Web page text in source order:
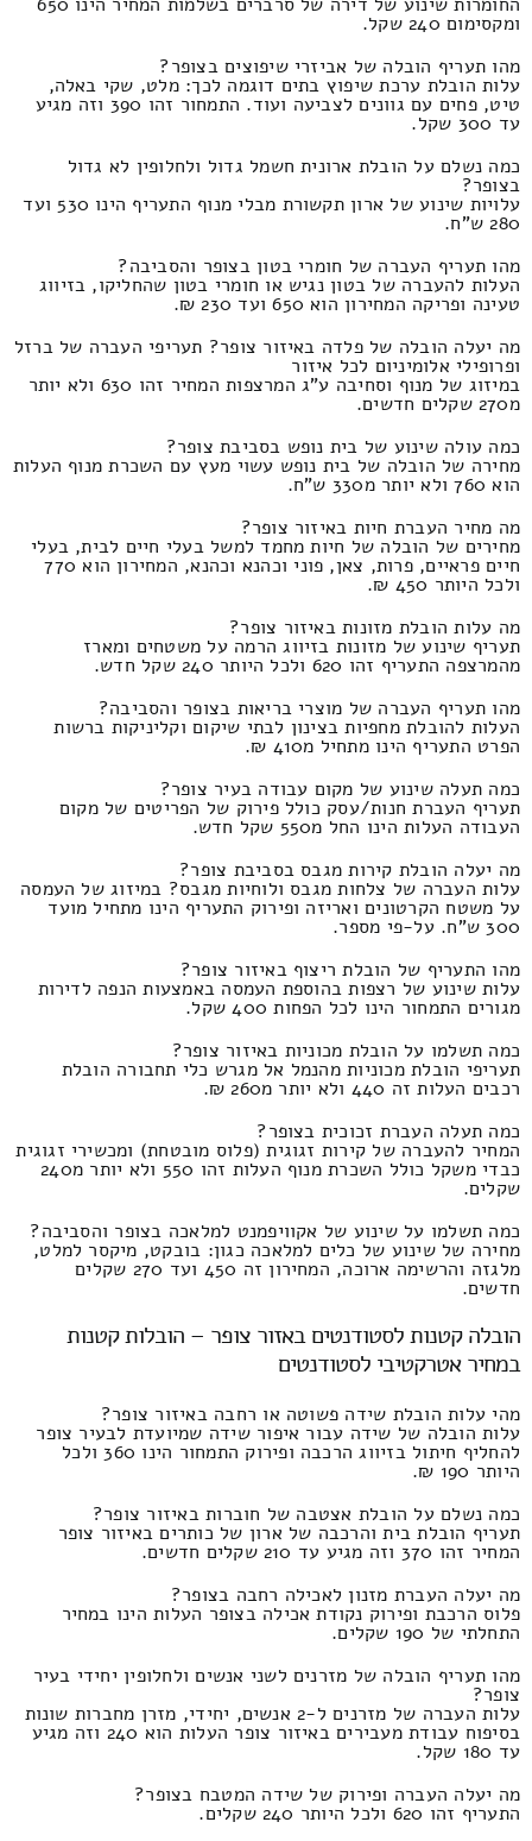
ומקסימום 240 שקל.
מהו תעריף הובלה של אביזרי שיפוצים בצופר?
עלות הובלת ערכת שיפוץ בתים דוגמה לכך: מלט, שקי באלה,
טיט, פחים עם גוונים לצביעה ועוד. התמחור זהו 390 וזה מגיע
עד 300 שקל.
כמה נשלם על הובלת ארונית חשמל גדול ולחלופין לא גדול
בצופר?
עלויות שינוע של ארון תקשורת מבלי מנוף התעריף הינו 530 ועד
280 ש"ח.
מהו תעריף העברה של חומרי בטון בצופר והסביבה?
העלות להעברה של בטון נגיש או חומרי בטון שהחליקו, בזיווג
טעינה ופריקה המחירון הוא 650 ועד 230 ₪.
מה יעלה הובלה של פלדה באיזור צופר? תעריפי העברה של ברזל
ופרופילי אלומיניום לכל איזור
במיזוג של מנוף וסחיבה ע"ג המרצפות המחיר זהו 630 ולא יותר
מ270 שקלים חדשים.
כמה עולה שינוע של בית נופש בסביבת צופר?
מחירה של הובלה של בית נופש עשוי מעץ עם השכרת מנוף העלות
הוא 760 ולא יותר מ330 ש"ח.
מה מחיר העברת חיות באיזור צופר?
מחירים של הובלה של חיות מחמד למשל בעלי חיים לבית, בעלי
חיים פראיים, פרות, צאן, פוני וכהנא וכהנא, המחירון הוא 770
ולכל היותר 450 ₪.
מה עלות הובלת מזונות באיזור צופר?
תעריף שינוע של מזונות בזיווג הרמה על משטחים ומארז
מהמרצפה התעריף זהו 620 ולכל היותר 240 שקל חדש.
מהו תעריף העברה של מוצרי בריאות בצופר והסביבה?
העלות להובלת מחפיות בצינון לבתי שיקום וקליניקות ברשות
הפרט התעריף הינו מתחיל מ410 ₪.
כמה תעלה שינוע של מקום עבודה בעיר צופר?
תעריף העברת חנות/עסק כולל פירוק של הפריטים של מקום
העבודה העלות הינו החל מ550 שקל חדש.
מה יעלה הובלת קירות מגבס בסביבת צופר?
עלות העברה של צלחות מגבס ולוחיות מגבס? במיזוג של העמסה
על משטח הקרטונים ואריזה ופירוק התעריף הינו מתחיל מועד
300 ש"ח. על-פי מספר.
מהו התעריף של הובלת ריצוף באיזור צופר?
עלות שינוע של רצפות בהוספת העמסה באמצעות הנפה לדירות
מגורים התמחור הינו לכל הפחות 400 שקל.
כמה תשלמו על הובלת מכוניות באיזור צופר?
תעריפי הובלת מכוניות מהנמל אל מגרש כלי תחבורה הובלת
רכבים העלות זה 440 ולא יותר מ260 ₪.
כמה תעלה העברת זכוכית בצופר?
המחיר להעברה של קירות זגוגית (פלוס מובטחת) ומכשירי זגוגית
כבדי משקל כולל השכרת מנוף העלות זהו 550 ולא יותר מ240
שקלים.
כמה תשלמו על שינוע של אקוויפמנט למלאכה בצופר והסביבה?
מחירה של שינוע של כלים למלאכה כגון: בובקט, מיקסר למלט,
מלגזה והרשימה ארוכה, המחירון זה 450 ועד 270 שקלים
חדשים.
הובלה קטנות לסטודנטים באזור צופר – הובלות קטנות
במחיר אטרקטיבי לסטודנטים
מהי עלות הובלת שידה פשוטה או רחבה באיזור צופר?
עלות הובלה של שידה עבור איפור שידה שמיועדת לבעיר צופר
להחליף חיתול בזיווג הרכבה ופירוק התמחור הינו 360 ולכל
היותר 190 ₪.
כמה נשלם על הובלת אצטבה של חוברות באיזור צופר?
תעריף הובלת בית והרכבה של ארון של כותרים באיזור צופר
המחיר זהו 370 וזה מגיע עד 210 שקלים חדשים.
מה יעלה העברת מזנון לאכילה רחבה בצופר?
פלוס הרכבת ופירוק נקודת אכילה בצופר העלות הינו במחיר
התחלתי של 190 שקלים.
מהו תעריף הובלה של מזרנים לשני אנשים ולחלופין יחידי בעיר
צופר?
עלות העברה של מזרנים ל-2 אנשים, יחידי, מזרן מחברות שונות
בסיפוח עבודת מעבירים באיזור צופר העלות הוא 240 וזה מגיע
עד 180 שקל.
מה יעלה העברה ופירוק של שידה המטבח בצופר?
התעריף זהו 620 ולכל היותר 240 שקלים.